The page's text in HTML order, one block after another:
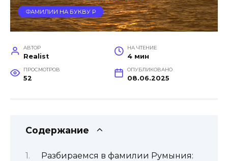
ФАМИЛИИ НА БУКВУ Р
АВТОР
Realist
НА ЧТЕНИЕ
4 мин
ПРОСМОТРОВ
52
ОПУБЛИКОВАНО
08.06.2025
Содержание
Разбираемся в фамилии Румыния: